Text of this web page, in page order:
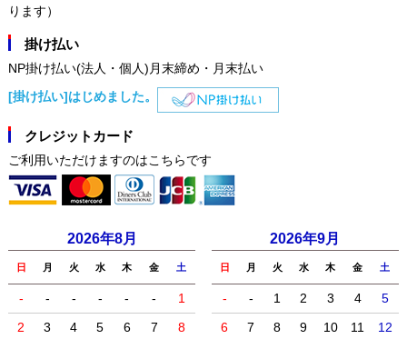
ります）
掛け払い
NP掛け払い(法人・個人)月末締め・月末払い
[掛け払い]はじめました。
クレジットカード
ご利用いただけますのはこちらです
2026年8月
日 月 火 水 木 金 土
- - - - - -
1
2
3 4 5 6 7
8
2026年9月
日 月 火 水 木 金 土
- - 1 2 3 4
5
6
7 8 9 10 11
12